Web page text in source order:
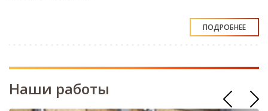
ПОДРОБНЕЕ
Наши работы